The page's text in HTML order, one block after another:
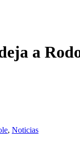
a
, Noticias